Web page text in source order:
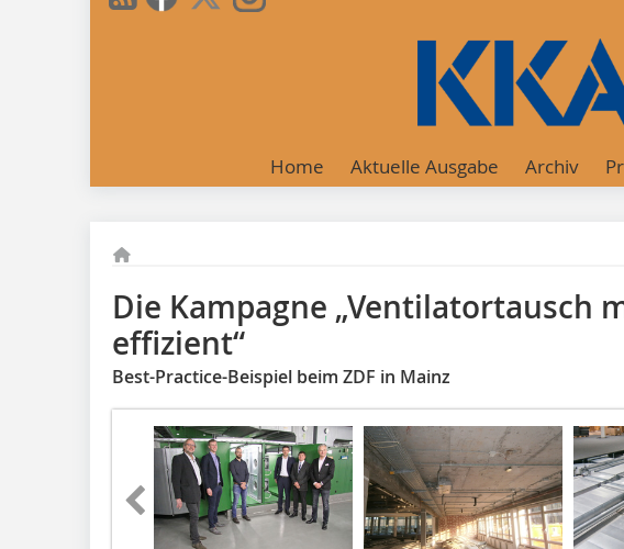
Home Aktuelle Ausgabe Archiv
Die Kampagne „Ventilatortausch
effizient“
Best-Practice-Beispiel beim ZDF in Mainz